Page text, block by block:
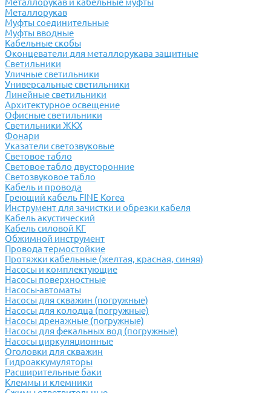
Металлорукав и кабельные муфты
Металлорукав
Муфты соединительные
Муфты вводные
Кабельные скобы
Оконцеватели для металлорукава защитные
Светильники
Уличные светильники
Универсальные светильники
Линейные светильники
Архитектурное освещение
Офисные светильники
Светильники ЖКХ
Фонари
Указатели светозвуковые
Световое табло
Световое табло двусторонние
Светозвуковое табло
Кабель и провода
Греющий кабель FINE Korea
Инструмент для зачистки и обрезки кабеля
Кабель акустический
Кабель силовой КГ
Обжимной инструмент
Провода термостойкие
Протяжки кабельные (желтая, красная, синяя)
Насосы и комплектующие
Насосы поверхностные
Насосы-автоматы
Насосы для скважин (погружные)
Насосы для колодца (погружные)
Насосы дренажные (погружные)
Насосы для фекальных вод (погружные)
Насосы циркуляционные
Оголовки для скважин
Гидроаккумуляторы
Расширительные баки
Клеммы и клемники